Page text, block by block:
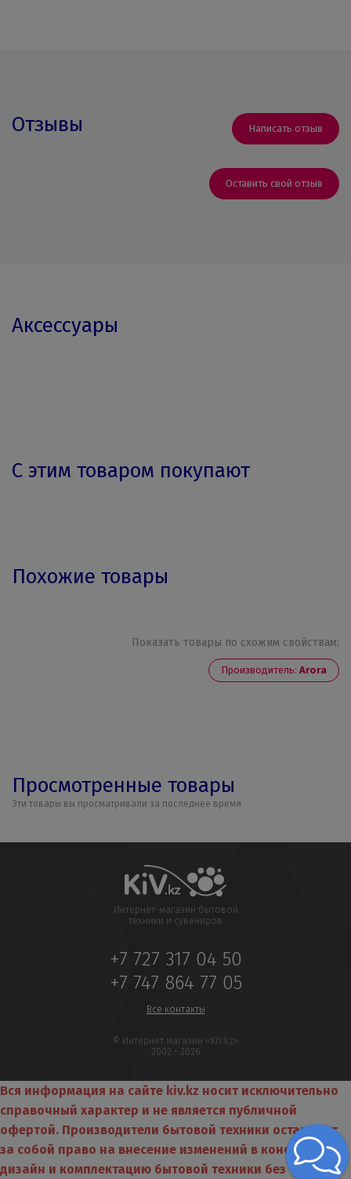
Отзывы Написать отзыв
Оставить свой отзыв
Аксессуары
С этим товаром покупают
Похожие товары
Показать товары по схожим свойствам:
Производитель: Arora
Просмотренные товары
Эти товары вы просматривали за последнее время
Интернет-магазин бытовой
техники и сувениров
+7 727 317 04 50
+7 747 864 77 05
Все контакты
© Интернет магазин «KIV.kz»
2002 - 2026
Вся информация на сайте kiv.kz носит исключительно
справочный характер и не является публичной
офертой. Производители бытовой техники оставляют
за собой право на внесение изменений в конструкцию,
дизайн и комплектацию бытовой техники без